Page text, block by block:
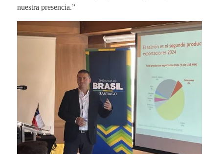
nuestra presencia.”